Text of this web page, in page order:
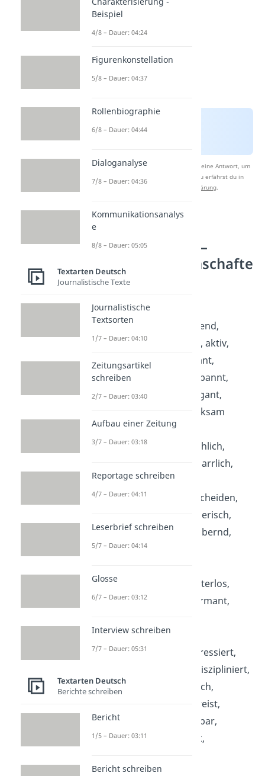
Nach Beantwortung speichern wir deine Antwort, um
Studyflix zu verbessern. Mehr dazu erfährst du in
Datenschutzerklärung.
Beschreibende
Adjektive Liste –
Charaktereigenschafte
n
A: abenteuerlustig,
abgehoben, abweisend,
ängstlich, aggressiv, aktiv,
ambitioniert, amüsant,
angeberisch, angespannt,
anspruchsvoll, arrogant,
aufgedreht, aufmerksam
B:begeistert, bedrohlich,
beeindruckend, beharrlich,
belastbar, beliebt,
beneidenswert, bescheiden,
besorgt, besserwisserisch,
betrügerisch, bezaubernd,
böse, brav
C:
chaotisch, charakterlos,
charakterstark, charmant,
D:dankbar, desinteressiert,
dickköpfig, direkt, diszipliniert,
dominant, dramatisch,
draufgängerisch, dreist,
dumm, durchschaubar,
durchsetzungsstark,
Beispiel
4/8 – Dauer: 04:24
Figurenkonstellation
5/8 – Dauer: 04:37
Rollenbiographie
6/8 – Dauer: 04:44
Dialoganalyse
7/8 – Dauer: 04:36
Kommunikationsanalys
e
8/8 – Dauer: 05:05
Textarten Deutsch
Journalistische Texte
Journalistische
Textsorten
1/7 – Dauer: 04:10
Zeitungsartikel
schreiben
2/7 – Dauer: 03:40
Aufbau einer Zeitung
3/7 – Dauer: 03:18
Reportage schreiben
4/7 – Dauer: 04:11
Leserbrief schreiben
5/7 – Dauer: 04:14
Glosse
6/7 – Dauer: 03:12
Interview schreiben
7/7 – Dauer: 05:31
Textarten Deutsch
Berichte schreiben
Bericht
1/5 – Dauer: 03:11
Bericht schreiben